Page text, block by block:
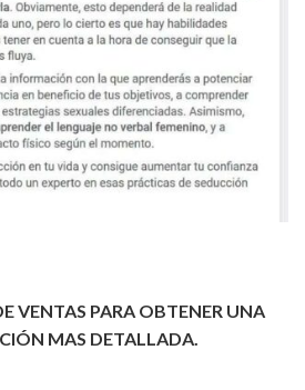
VENTAS PARA OBTENER UNA
MAS DETALLADA.